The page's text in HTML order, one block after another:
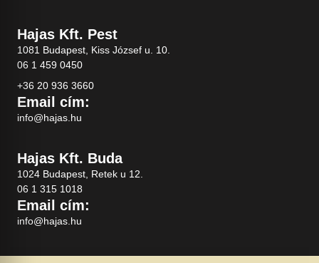
Hajas Kft. Pest
1081 Budapest, Kiss József u. 10.
06 1 459 0450
+36 20 936 3660
Email cím:
info@hajas.hu
Hajas Kft. Buda
1024 Budapest, Retek u 12.
06 1 315 1018
Email cím:
info@hajas.hu